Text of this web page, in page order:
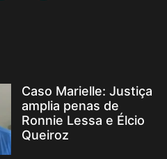
Caso Marielle: Justiça
amplia penas de
Ronnie Lessa e Élcio
Queiroz